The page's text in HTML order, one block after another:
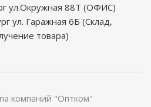
ул.Окружная 88Т (ОФИС)
ул. Гаражная 6Б (Склад,
товара)
компаний "Оптком"